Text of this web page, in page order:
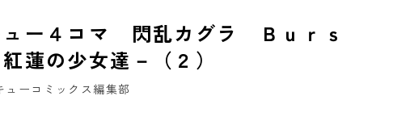
ュー４コマ 閃乱カグラ Ｂｕｒｓ
蓮の少女達－（２）
ューコミックス編集部